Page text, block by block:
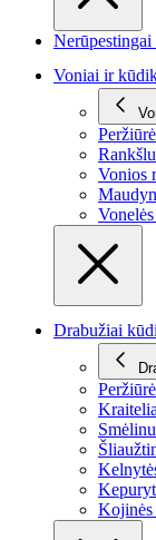
Voniai ir
Vonios
Drabužiai
Kojinės